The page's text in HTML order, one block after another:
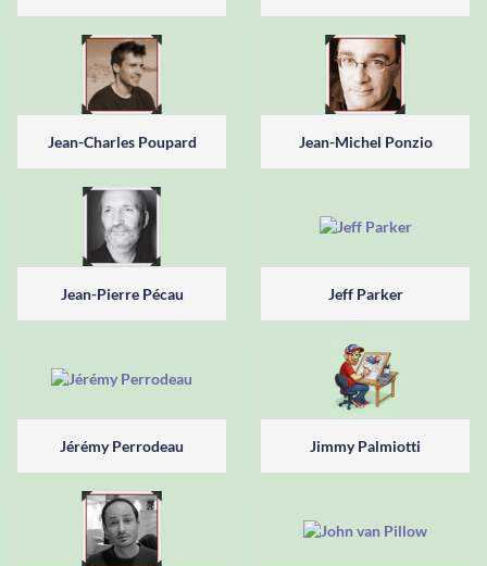
Jean-Charles Poupard Jean-Michel Ponzio
Jean-Pierre Pécau Jeff Parker
Jérémy Perrodeau Jimmy Palmiotti